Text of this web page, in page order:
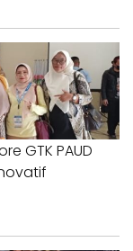
GTK PAUD